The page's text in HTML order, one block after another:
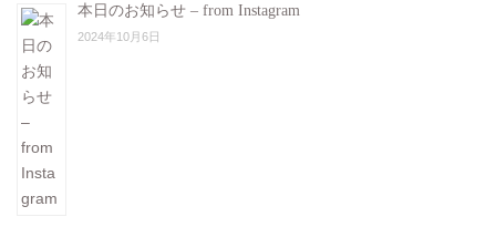
本日のお知らせ – from Instagram
2024年10月6日